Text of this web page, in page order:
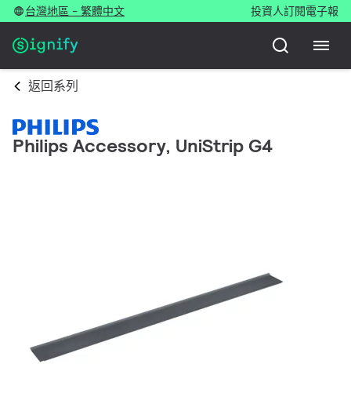
台灣地區 - 繁體中文 投資人訂閱電子報
返回系列
Philips Accessory, UniStrip G4